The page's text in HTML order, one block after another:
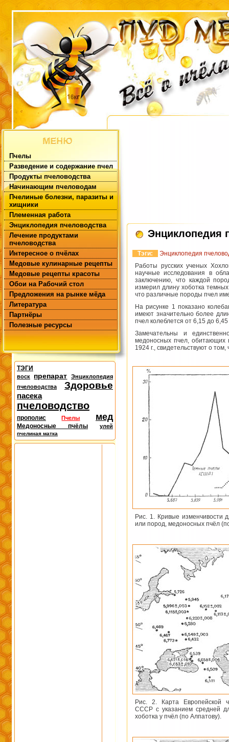
Пчелы
Разведение и содержание пчел
Продукты пчеловодства
Начинающим пчеловодам
Пчелиные болезни, паразиты и
хищники
Племенная работа
Энциклопедия пчеловодства
Лечение продуктами
пчеловодства
Интересное о пчёлах
Медовые кулинарные рецепты
Медовые рецепты красоты
Обои на Рабочий стол
Предложения на рынке мёда
Литература
Партнёры
Полезные ресурсы
ТЭГИ
воск препарат
Энциклопедия
пчеловодства
Здоровье
пасека
пчеловодство
прополис Пчелы мед
Медоносные пчёлы улей
пчелиная матка
Энциклопедия
Тэги:
Энциклопедия
Работы русских ученых
научные исследования в
заключению, что каждой
измерил длину хоботка
что различные породы пчел
На рисунке 1 показано
имеют значительно более
пчел колеблется от 6,15 до
Замечательны и
медоносных пчел,
1924 г., свидетельствуют о
Рис. 1. Кривые изменчивости
или пород, медоносных пчёл
Рис. 2. Карта Европейской
СССР с указанием средней
хоботка у пчёл (по Алпатову).